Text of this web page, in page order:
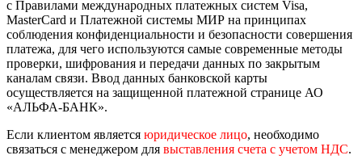
с Правилами международных платежных систем Visa,
MasterCard и Платежной системы МИР на принципах
соблюдения конфиденциальности и безопасности совершения
платежа, для чего используются самые современные методы
проверки, шифрования и передачи данных по закрытым
каналам связи. Ввод данных банковской карты
осуществляется на защищенной платежной странице АО
«АЛЬФА-БАНК».
Если клиентом является юридическое лицо, необходимо
связаться с менеджером для выставления счета с учетом НДС.